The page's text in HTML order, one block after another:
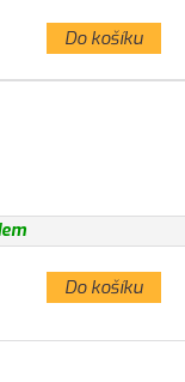
Do košíku
Do košíku